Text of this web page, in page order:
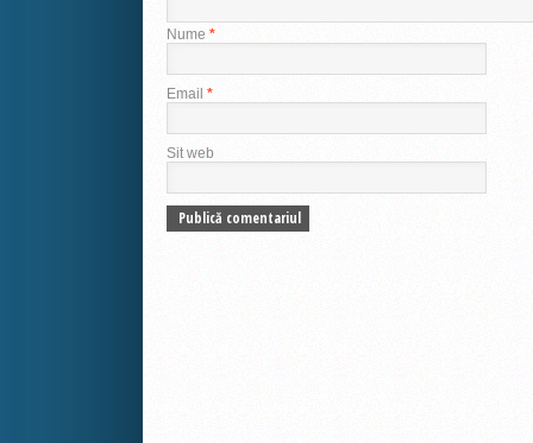
Nume *
Email *
Sit web